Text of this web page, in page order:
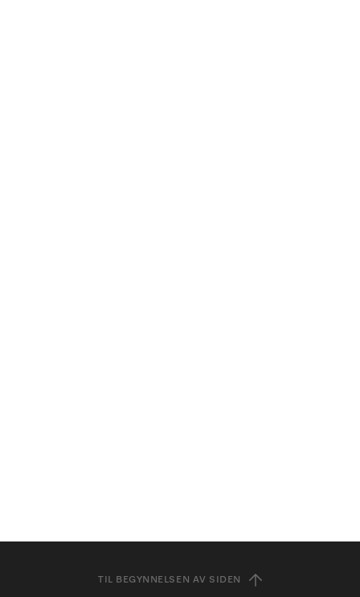
TIL BEGYNNELSEN AV SIDEN